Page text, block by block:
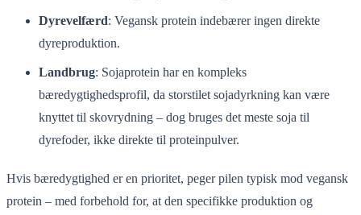
Dyrevelfærd: Vegansk protein indebærer ingen direkte
dyreproduktion.
Landbrug: Sojaprotein har en kompleks
bæredygtighedsprofil, da storstilet sojadyrkning kan være
knyttet til skovrydning – dog bruges det meste soja til
dyrefoder, ikke direkte til proteinpulver.
Hvis bæredygtighed er en prioritet, peger pilen typisk mod vegansk
protein – med forbehold for, at den specifikke produktion og